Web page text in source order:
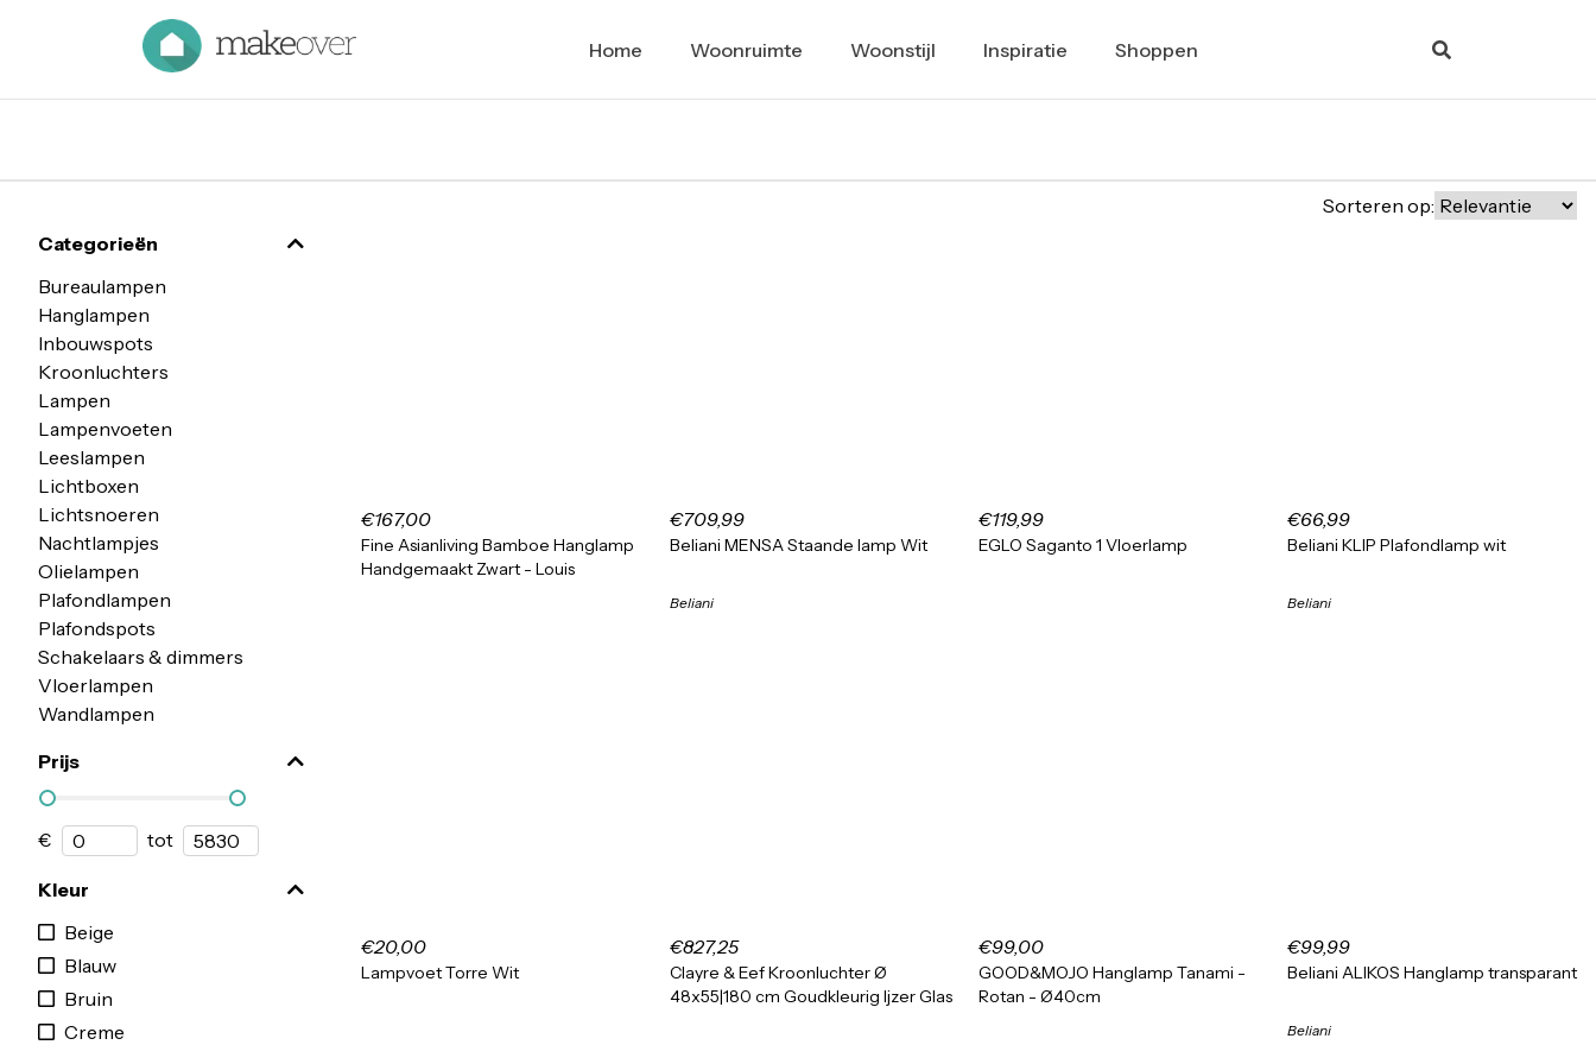
Home Woonruimte Woonstijl Inspiratie Shoppen
Categorieën
Bureaulampen
Hanglampen
Inbouwspots
Kroonluchters
Lampen
Lampenvoeten
Leeslampen
Lichtboxen
Lichtsnoeren
Nachtlampjes
Olielampen
Plafondlampen
Plafondspots
Schakelaars & dimmers
Vloerlampen
Wandlampen
Prijs
€ tot
Kleur
Beige
Blauw
Bruin
Creme
Sorteren op:
€167,00
Fine Asianliving Bamboe Hanglamp
Handgemaakt Zwart - Louis
€709,99
Beliani MENSA Staande lamp Wit
Beliani
€119,99
EGLO Saganto 1 Vloerlamp
€66,99
Beliani KLIP Plafondlamp wit
Beliani
€20,00
Lampvoet Torre Wit
€827,25
Clayre & Eef Kroonluchter Ø
48x55|180 cm Goudkleurig Ijzer Glas
€99,00
GOOD&MOJO Hanglamp Tanami -
Rotan - Ø40cm
€99,99
Beliani ALIKOS Hanglamp transparant
Beliani